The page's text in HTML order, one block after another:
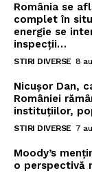
România se
complet în
energie se
inspecții…
STIRI DIVERSE 8
Nicușor Dan,
României
instituțiilor,
STIRI DIVERSE 7
Moody’s
o perspectivă